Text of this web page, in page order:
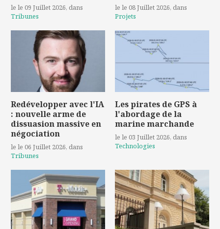
le le 09 Juillet 2026, dans
Tribunes
le le 08 Juillet 2026, dans
Projets
Redévelopper avec l'IA
: nouvelle arme de
dissuasion massive en
négociation
le le 06 Juillet 2026, dans
Tribunes
Les pirates de GPS à
l'abordage de la
marine marchande
le le 03 Juillet 2026, dans
Technologies